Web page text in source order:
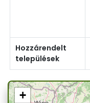
Hozzárendelt
települések
+